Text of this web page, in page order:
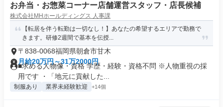
お弁当・お惣菜コーナー店舗運営スタッフ・店長候補
株式会社MHホールディングス 人事課
【転居を伴う転勤は一切なし！】あなたの希望するエリアで勤務で
きます。研修2週間で基本を伝授...
〒838-0068福岡県朝倉市甘木
月給20万円～31万2000円
■求める人物像・資格 学歴・経験・資格不問 ※人物重視の採
用です ・「地元に貢献した...
制服あり 業界未経験歓迎 +14個